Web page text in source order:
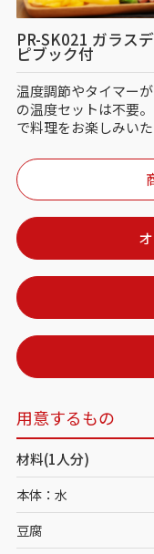
PR-SK021 ガラス
ピブック付
温度調節やタイマー
の温度セットは不要
で料理をお楽しみいた
用意するもの
材料(1人分)
本体：水
豆腐